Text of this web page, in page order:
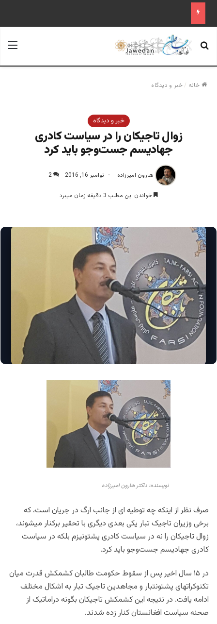
جستجو برای
خانه /خبر و دیدگاه
خبر و دیدگاه
زوال تاجیکان را در سیاست کادری
جهادیسم جست‌وجو باید کرد
هارون امیرزاده نوامبر 16, 2016 2
خواندن این مطلب 3 دقیقه زمان میبرد
نویسنده: داکتر هارون امیرزاده
صرف نظر از اینکه چه توطیه ای از جانب ارگ در جریان است، که
برخی وزیران تاجیک تبار یکی بعدی دیگری با تحقیر برکنار میشوند،
زوال تاجیکان را نه در سیاست کادری پشتونیزم بلکه در سیاست
کادری جهادیسم جست‌وجو باید کرد.
در ۱۵ سال اخیر پس از سقوط حکومت طالبان کشمکش قدرت میان
تکنوکراتهای پشتونتبار و مجاهدین تاجیک تبار به اشکال مختلف
ادامه یافت. در نتیجه این کشمکش تاجیکان بگونه دراماتیک از
صحنه سیاست افغانستان کنار زده شدند.